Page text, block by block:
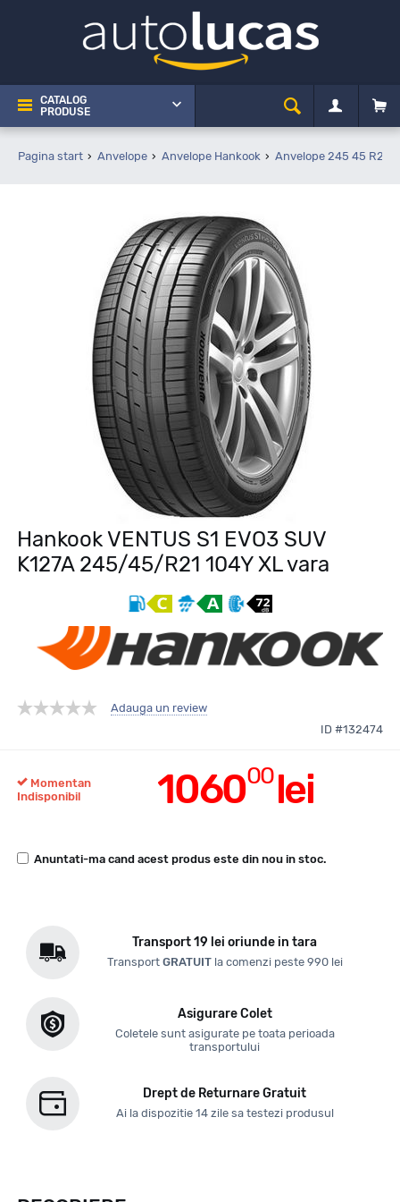
CATALOG
PRODUSE
Pagina start Anvelope Anvelope Hankook Anvelope 245 45 R21
Hankook VENTUS S1 EVO3 SUV
K127A 245/45/R21 104Y XL vara
Adauga un review
ID #132474
106000lei
Momentan
Indisponibil
Anuntati-ma cand acest produs este din nou in stoc.
Transport 19 lei oriunde in tara
Transport GRATUITla comenzi peste 990 lei
Asigurare Colet
Coletele sunt asigurate pe toata perioada
transportului
Drept de Returnare Gratuit
Ai la dispozitie 14 zile sa testezi produsul